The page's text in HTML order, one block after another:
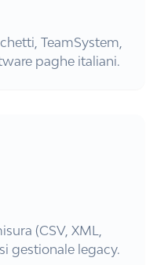
TeamSystem,
paghe italiani.
(CSV, XML,
gestionale legacy.